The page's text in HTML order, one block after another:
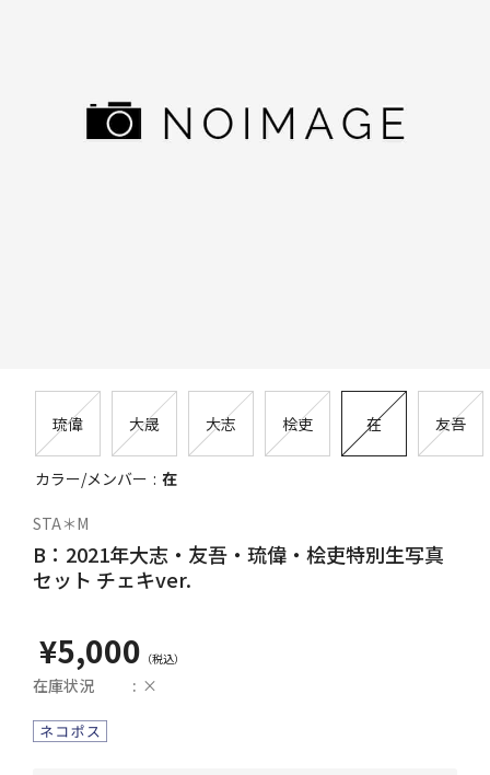
琉偉 大晟 大志 桧吏 在 友吾
カラー/メンバー 在
STA＊M
B：2021年大志・友吾・琉偉・桧吏特別生写真
セット チェキver.
¥5,000
在庫状況 ×